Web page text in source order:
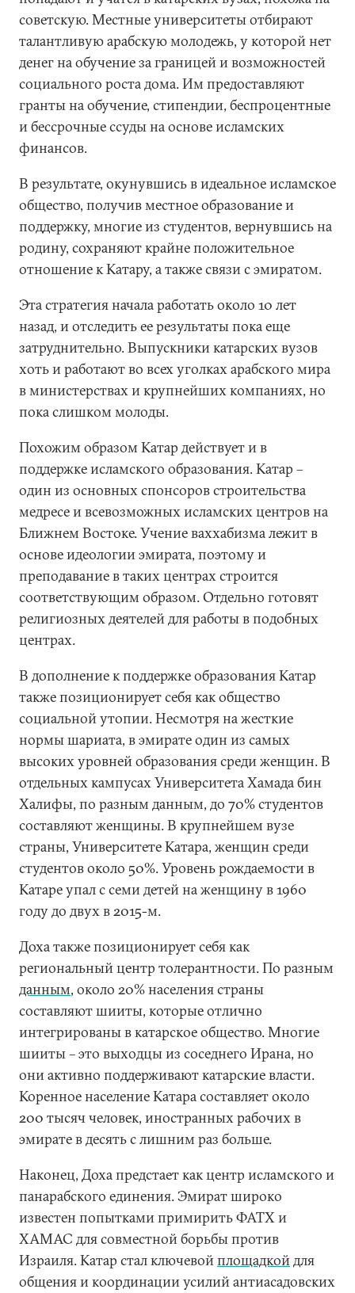
советскую. Местные университеты отбирают
талантливую арабскую молодежь, у которой нет
денег на обучение за границей и возможностей
социального роста дома. Им предоставляют
гранты на обучение, стипендии, беспроцентные
и бессрочные ссуды на основе исламских
финансов.
В результате, окунувшись в идеальное исламское
общество, получив местное образование и
поддержку, многие из студентов, вернувшись на
родину, сохраняют крайне положительное
отношение к Катару, а также связи с эмиратом.
Эта стратегия начала работать около 10 лет
назад, и отследить ее результаты пока еще
затруднительно. Выпускники катарских вузов
хоть и работают во всех уголках арабского мира
в министерствах и крупнейших компаниях, но
пока слишком молоды.
Похожим образом Катар действует и в
поддержке исламского образования. Катар –
один из основных спонсоров строительства
медресе и всевозможных исламских центров на
Ближнем Востоке. Учение ваххабизма лежит в
основе идеологии эмирата, поэтому и
преподавание в таких центрах строится
соответствующим образом. Отдельно готовят
религиозных деятелей для работы в подобных
центрах.
В дополнение к поддержке образования Катар
также позиционирует себя как общество
социальной утопии. Несмотря на жесткие
нормы шариата, в эмирате один из самых
высоких уровней образования среди женщин. В
отдельных кампусах Университета Хамада бин
Халифы, по разным данным, до 70% студентов
составляют женщины. В крупнейшем вузе
страны, Университете Катара, женщин среди
студентов около 50%. Уровень рождаемости в
Катаре упал с семи детей на женщину в 1960
году до двух в 2015-м.
Доха также позиционирует себя как
региональный центр толерантности. По разным
данным, около 20% населения страны
составляют шииты, которые отлично
интегрированы в катарское общество. Многие
шииты – это выходцы из соседнего Ирана, но
они активно поддерживают катарские власти.
Коренное население Катара составляет около
200 тысяч человек, иностранных рабочих в
эмирате в десять с лишним раз больше.
Наконец, Доха предстает как центр исламского и
панарабского единения. Эмират широко
известен попытками примирить ФАТХ и
ХАМАС для совместной борьбы против
Израиля. Катар стал ключевойплощадкойдля
общения и координации усилий антиасадовских